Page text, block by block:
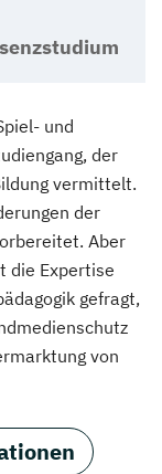
und
der
vermittelt.
der
Aber
die Expertise
gefragt,
von